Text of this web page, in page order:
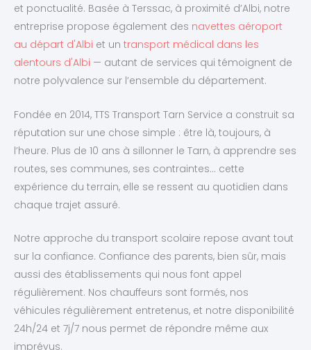
et ponctualité. Basée à Terssac, à proximité d’Albi, notre
entreprise propose également des navettes aéroport
au départ d'Albi et un transport médical dans les
alentours d'Albi — autant de services qui témoignent de
notre polyvalence sur l’ensemble du département.
Fondée en 2014, TTS Transport Tarn Service a construit sa
réputation sur une chose simple : être là, toujours, à
l’heure. Plus de 10 ans à sillonner le Tarn, à apprendre ses
routes, ses communes, ses contraintes… cette
expérience du terrain, elle se ressent au quotidien dans
chaque trajet assuré.
Notre approche du transport scolaire repose avant tout
sur la confiance. Confiance des parents, bien sûr, mais
aussi des établissements qui nous font appel
régulièrement. Nos chauffeurs sont formés, nos
véhicules régulièrement entretenus, et notre disponibilité
24h/24 et 7j/7 nous permet de répondre même aux
imprévus.